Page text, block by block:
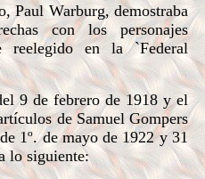
Paul Warburg, demostraba
con los personajes
reelegido en la `Federal
9 de febrero de 1918 y el
de Samuel Gompers
1º. de mayo de 1922 y 31
lo siguiente: